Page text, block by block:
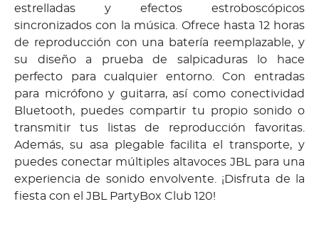
estrelladas y efectos estroboscópicos
sincronizados con la música. Ofrece hasta 12 horas
de reproducción con una batería reemplazable, y
su diseño a prueba de salpicaduras lo hace
perfecto para cualquier entorno. Con entradas
para micrófono y guitarra, así como conectividad
Bluetooth, puedes compartir tu propio sonido o
transmitir tus listas de reproducción favoritas.
Además, su asa plegable facilita el transporte, y
puedes conectar múltiples altavoces JBL para una
experiencia de sonido envolvente. ¡Disfruta de la
fiesta con el JBL PartyBox Club 120!